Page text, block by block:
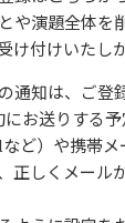
や演題全体
け付けいたし
通知は、ご
お送りする予
ど）や携帯
正しくメー